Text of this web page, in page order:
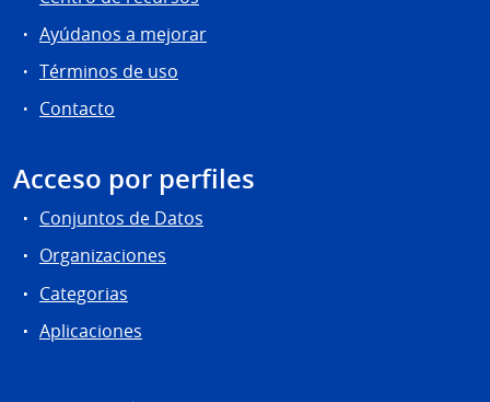
Ayúdanos a mejorar
Términos de uso
Contacto
Acceso por perfiles
Conjuntos de Datos
Organizaciones
Categorias
Aplicaciones